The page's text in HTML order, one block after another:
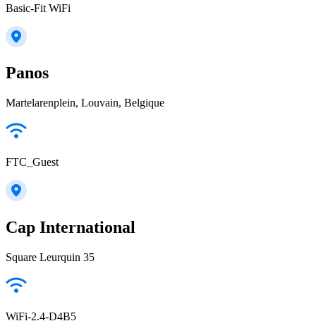
Basic-Fit WiFi
Panos
Martelarenplein, Louvain, Belgique
FTC_Guest
Cap International
Square Leurquin 35
WiFi-2.4-D4B5